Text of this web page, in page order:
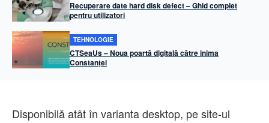
Recuperare date hard disk defect – Ghid complet
pentru utilizatori
TEHNOLOGIE
CTSeaUs – Noua poartă digitală către inima
Constanței
Disponibilă atât în varianta desktop, pe site-ul